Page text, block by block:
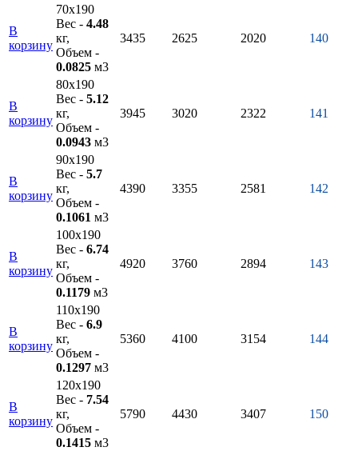
В
корзину
70х190
Вес - 4.48
кг,
Объем -
0.0825 м3
3435 2625 2020 140
В
корзину
80х190
Вес - 5.12
кг,
Объем -
0.0943 м3
3945 3020 2322 141
В
корзину
90х190
Вес - 5.7
кг,
Объем -
0.1061 м3
4390 3355 2581 142
В
корзину
100х190
Вес - 6.74
кг,
Объем -
0.1179 м3
4920 3760 2894 143
В
корзину
110х190
Вес - 6.9
кг,
Объем -
0.1297 м3
5360 4100 3154 144
В
корзину
120х190
Вес - 7.54
кг,
Объем -
0.1415 м3
5790 4430 3407 150